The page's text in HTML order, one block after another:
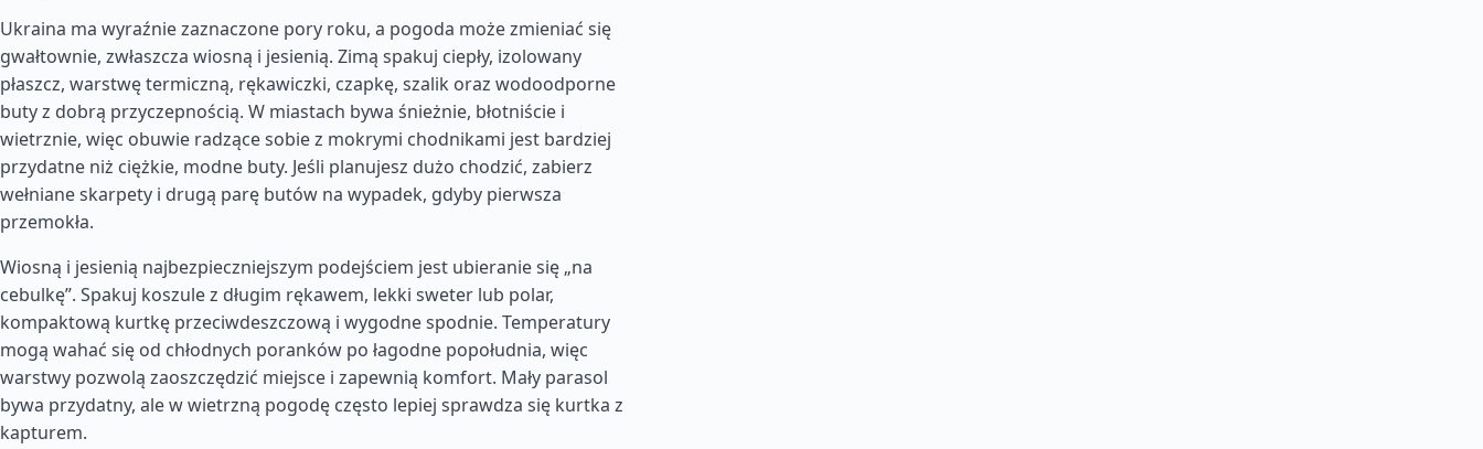
Ukraina ma wyraźnie zaznaczone pory roku, a pogoda może zmieniać się
gwałtownie, zwłaszcza wiosną i jesienią. Zimą spakuj ciepły, izolowany
płaszcz, warstwę termiczną, rękawiczki, czapkę, szalik oraz wodoodporne
buty z dobrą przyczepnością. W miastach bywa śnieżnie, błotniście i
wietrznie, więc obuwie radzące sobie z mokrymi chodnikami jest bardziej
przydatne niż ciężkie, modne buty. Jeśli planujesz dużo chodzić, zabierz
wełniane skarpety i drugą parę butów na wypadek, gdyby pierwsza
przemokła.
Wiosną i jesienią najbezpieczniejszym podejściem jest ubieranie się „na
cebulkę”. Spakuj koszule z długim rękawem, lekki sweter lub polar,
kompaktową kurtkę przeciwdeszczową i wygodne spodnie. Temperatury
mogą wahać się od chłodnych poranków po łagodne popołudnia, więc
warstwy pozwolą zaoszczędzić miejsce i zapewnią komfort. Mały parasol
bywa przydatny, ale w wietrzną pogodę często lepiej sprawdza się kurtka z
kapturem.